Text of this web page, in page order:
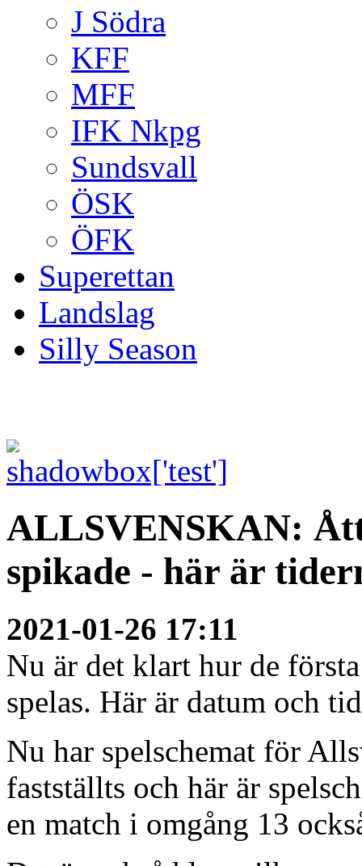
J Södra
KFF
MFF
IFK Nkpg
Sundsvall
ÖSK
ÖFK
Superettan
Landslag
Silly Season
ALLSVENSKAN:
spikade - här är
2021-01-26 17:11
Nu är det klart hur de
spelas. Här är datum och
Nu har spelschemat för
fastställts och här är
en match i omgång 13